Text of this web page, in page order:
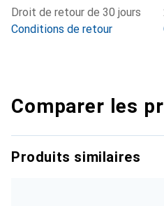
Droit de retour de 30 jours
Conditions de retour
Comparer les
Produits similaires